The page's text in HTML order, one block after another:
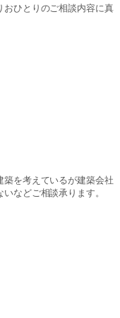
おひとりのご相談内容に真
を考えているが建築会社
などご相談承ります。